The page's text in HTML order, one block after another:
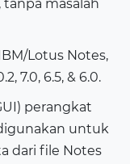
masalah
Lotus Notes,
7.0, 6.5, & 6.0.
perangkat
untuk
dari file Notes